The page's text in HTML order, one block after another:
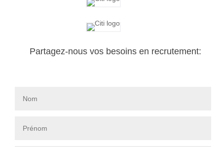
Partagez-nous vos besoins en recrutement: